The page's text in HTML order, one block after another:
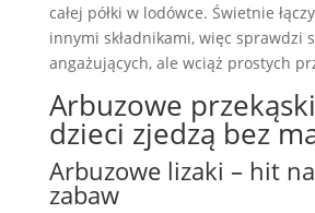
całej półki w lodówce. Świetnie
innymi składnikami, więc sprawdzi
angażujących, ale wciąż prostych
Arbuzowe
dzieci zjedzą bez
Arbuzowe lizaki – hit
zabaw